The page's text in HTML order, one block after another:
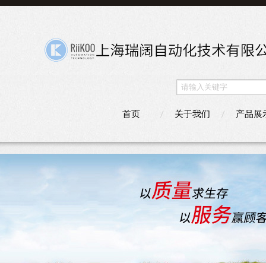
首页 关于我们 产品展